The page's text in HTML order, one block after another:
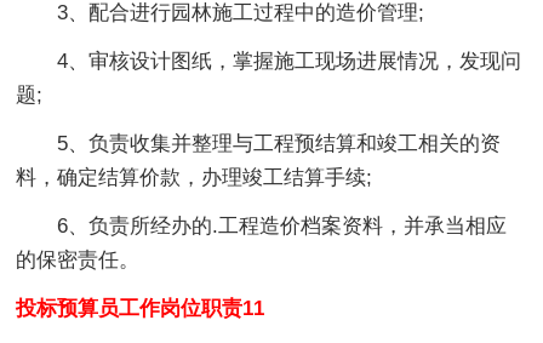
3、配合进行园林施工过程中的造价管理;
4、审核设计图纸，掌握施工现场进展情况，发现问
题;
5、负责收集并整理与工程预结算和竣工相关的资
料，确定结算价款，办理竣工结算手续;
6、负责所经办的.工程造价档案资料，并承当相应
的保密责任。
投标预算员工作岗位职责11